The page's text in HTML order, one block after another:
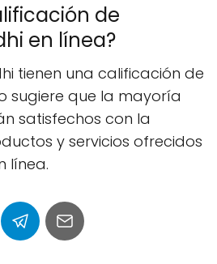
de
en línea?
tienen una calificación de
sugiere que la mayoría
satisfechos con la
y servicios ofrecidos
línea.